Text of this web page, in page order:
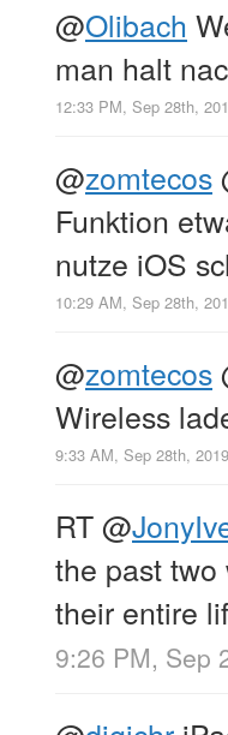
@Olibach
man halt
12:33 PM, Sep 28th,
@zomtecos
Funktion
nutze iOS
10:29 AM, Sep 28th,
@zomtecos
Wireless
9:33 AM, Sep 28th, 2019
RT@
the past
their entire
9:26 PM, Sep